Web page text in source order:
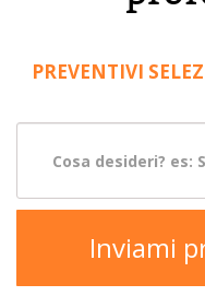
PREVENTIVI
Inviami